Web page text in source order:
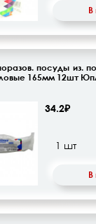
В
посуды из.
165мм 12шт
34.2₽
В